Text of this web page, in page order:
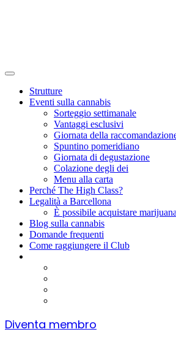
Strutture
Eventi sulla cannabis
Sorteggio settimanale
Vantaggi esclusivi
Giornata della
Spuntino pomeridiano
Giornata di degustazione
Colazione degli dei
Menu alla carta
Perché The High Class?
Legalità a Barcellona
È possibile acquistare
Blog sulla cannabis
Domande frequenti
Come raggiungere il Club
Diventa membro